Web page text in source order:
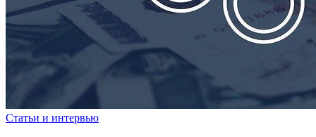
Статьи и интервью